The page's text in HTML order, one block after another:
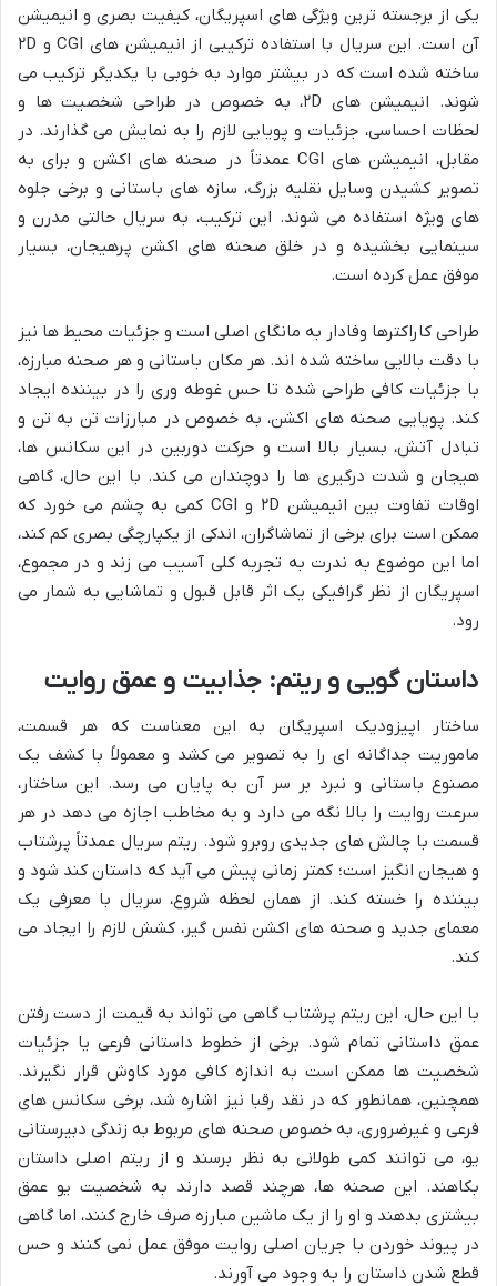
یکی از برجسته ترین ویژگی های اسپریگان، کیفیت بصری و انیمیشن
آن است. این سریال با استفاده ترکیبی از انیمیشن های CGI و ۲D
ساخته شده است که در بیشتر موارد به خوبی با یکدیگر ترکیب می
شوند. انیمیشن های ۲D، به خصوص در طراحی شخصیت ها و
لحظات احساسی، جزئیات و پویایی لازم را به نمایش می گذارند. در
مقابل، انیمیشن های CGI عمدتاً در صحنه های اکشن و برای به
تصویر کشیدن وسایل نقلیه بزرگ، سازه های باستانی و برخی جلوه
های ویژه استفاده می شوند. این ترکیب، به سریال حالتی مدرن و
سینمایی بخشیده و در خلق صحنه های اکشن پرهیجان، بسیار
موفق عمل کرده است.
طراحی کاراکترها وفادار به مانگای اصلی است و جزئیات محیط ها نیز
با دقت بالایی ساخته شده اند. هر مکان باستانی و هر صحنه مبارزه،
با جزئیات کافی طراحی شده تا حس غوطه وری را در بیننده ایجاد
کند. پویایی صحنه های اکشن، به خصوص در مبارزات تن به تن و
تبادل آتش، بسیار بالا است و حرکت دوربین در این سکانس ها،
هیجان و شدت درگیری ها را دوچندان می کند. با این حال، گاهی
اوقات تفاوت بین انیمیشن ۲D و CGI کمی به چشم می خورد که
ممکن است برای برخی از تماشاگران، اندکی از یکپارچگی بصری کم کند،
اما این موضوع به ندرت به تجربه کلی آسیب می زند و در مجموع،
اسپریگان از نظر گرافیکی یک اثر قابل قبول و تماشایی به شمار می
رود.
داستان گویی و ریتم: جذابیت و عمق روایت
ساختار اپیزودیک اسپریگان به این معناست که هر قسمت،
ماموریت جداگانه ای را به تصویر می کشد و معمولاً با کشف یک
مصنوع باستانی و نبرد بر سر آن به پایان می رسد. این ساختار،
سرعت روایت را بالا نگه می دارد و به مخاطب اجازه می دهد در هر
قسمت با چالش های جدیدی روبرو شود. ریتم سریال عمدتاً پرشتاب
و هیجان انگیز است؛ کمتر زمانی پیش می آید که داستان کند شود و
بیننده را خسته کند. از همان لحظه شروع، سریال با معرفی یک
معمای جدید و صحنه های اکشن نفس گیر، کشش لازم را ایجاد می
کند.
با این حال، این ریتم پرشتاب گاهی می تواند به قیمت از دست رفتن
عمق داستانی تمام شود. برخی از خطوط داستانی فرعی یا جزئیات
شخصیت ها ممکن است به اندازه کافی مورد کاوش قرار نگیرند.
همچنین، همانطور که در نقد رقبا نیز اشاره شد، برخی سکانس های
فرعی و غیرضروری، به خصوص صحنه های مربوط به زندگی دبیرستانی
یو، می توانند کمی طولانی به نظر برسند و از ریتم اصلی داستان
بکاهند. این صحنه ها، هرچند قصد دارند به شخصیت یو عمق
بیشتری بدهند و او را از یک ماشین مبارزه صرف خارج کنند، اما گاهی
در پیوند خوردن با جریان اصلی روایت موفق عمل نمی کنند و حس
قطع شدن داستان را به وجود می آورند.